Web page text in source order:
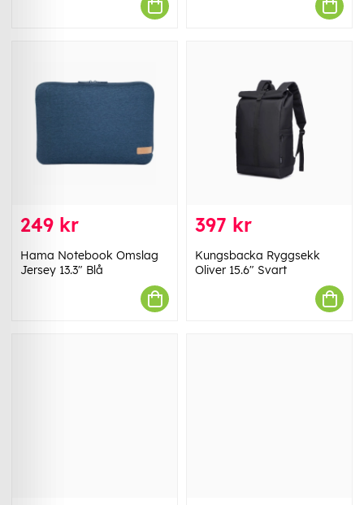
249 kr
Hama Notebook Omslag
Jersey 13.3" Blå
397 kr
Kungsbacka Ryggsekk
Oliver 15.6" Svart